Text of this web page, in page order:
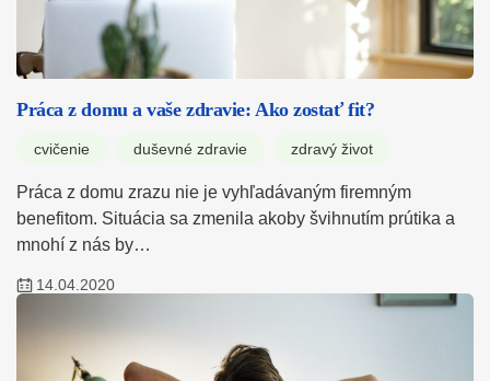
Práca z domu a vaše zdravie: Ako zostať fit?
cvičenie duševné zdravie zdravý život
Práca z domu zrazu nie je vyhľadávaným firemným
benefitom. Situácia sa zmenila akoby švihnutím prútika a
mnohí z nás by…
14.04.2020